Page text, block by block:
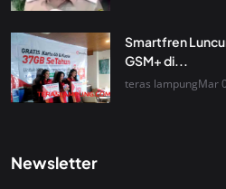
Smartfren
GSM+ di...
teras lampungMar
Newsletter